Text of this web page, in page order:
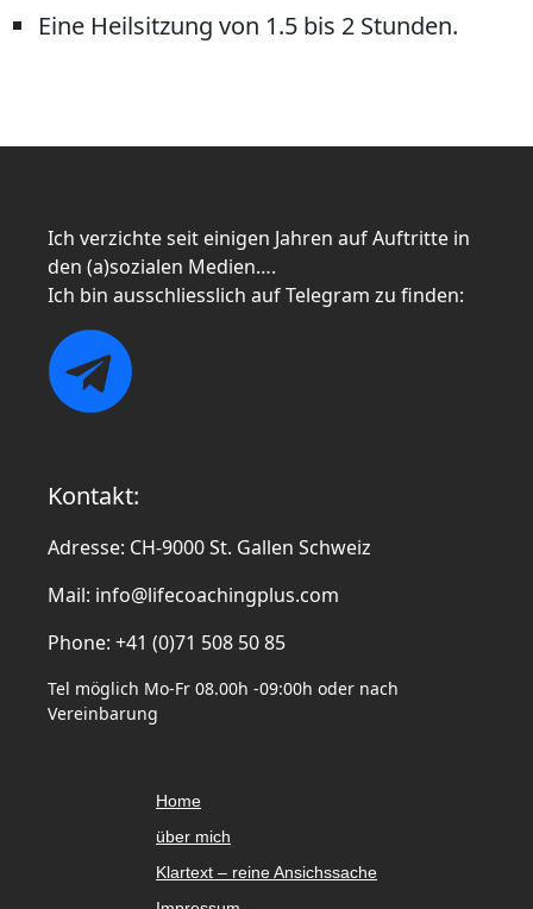
Eine Heilsitzung von 1.5 bis 2 Stunden.
Ich verzichte seit einigen Jahren auf Auftritte in
den (a)sozialen Medien….
Ich bin ausschliesslich auf Telegram zu finden:
Kontakt:
Adresse: CH-9000 St. Gallen Schweiz
Mail: info@lifecoachingplus.com
Phone: +41 (0)71 508 50 85
Tel möglich Mo-Fr 08.00h -09:00h oder nach
Vereinbarung
Home
über mich
Klartext – reine Ansichssache